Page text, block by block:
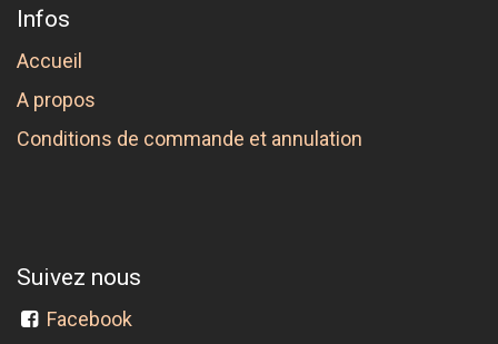
Infos
Accueil
A propos
Conditions de commande et annulation
Suivez nous
Facebook